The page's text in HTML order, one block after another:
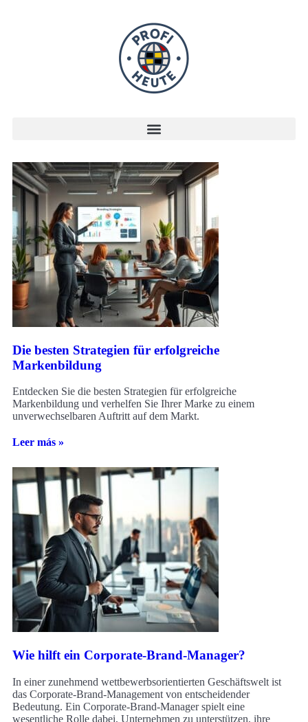
Die besten Strategien für erfolgreiche
Markenbildung
Entdecken Sie die besten Strategien für erfolgreiche
Markenbildung und verhelfen Sie Ihrer Marke zu einem
unverwechselbaren Auftritt auf dem Markt.
Leer más »
Wie hilft ein Corporate-Brand-Manager?
In einer zunehmend wettbewerbsorientierten Geschäftswelt ist
das Corporate-Brand-Management von entscheidender
Bedeutung. Ein Corporate-Brand-Manager spielt eine
wesentliche Rolle dabei, Unternehmen zu unterstützen, ihre